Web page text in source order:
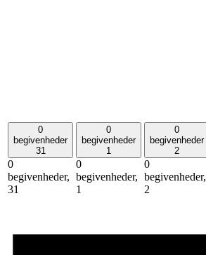
0
begivenheder
31
0
begivenheder,
31
0
begivenheder
1
0
begivenheder,
1
0
begivenheder
2
0
begivenheder,
2